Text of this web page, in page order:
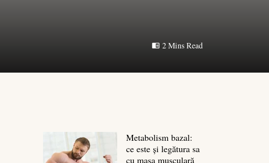
2 Mins Read
Metabolism bazal:
ce este și legătura sa
cu masa musculară